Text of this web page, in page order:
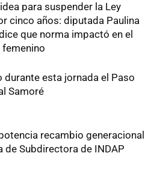
para suspender la Ley
cinco años: diputada Paulina
que norma impactó en el
durante esta jornada el Paso
Samoré
recambio generacional
de Subdirectora de INDAP